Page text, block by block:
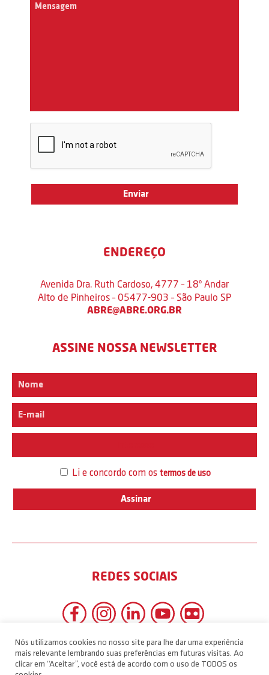
ENDEREÇO
Avenida Dra. Ruth Cardoso, 4777 – 18º Andar
Alto de Pinheiros – 05477-903 – São Paulo SP
ABRE@ABRE.ORG.BR
ASSINE NOSSA NEWSLETTER
Li e concordo com os termos de uso
REDES SOCIAIS
Nós utilizamos cookies no nosso site para lhe dar uma experiência
mais relevante lembrando suas preferências em futuras visitas. Ao
clicar em “Aceitar”, você está de acordo com o uso de TODOS os